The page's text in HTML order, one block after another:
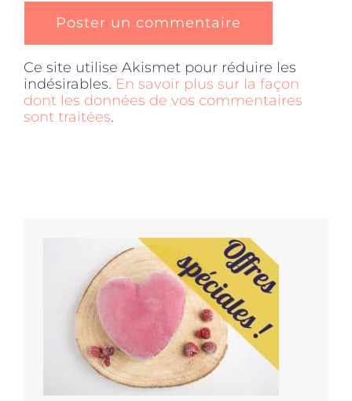
Ce site utilise Akismet pour réduire les
indésirables. En savoir plus sur la façon
dont les données de vos commentaires
sont traitées.